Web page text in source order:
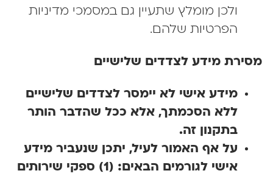
ולכן מומלץ שתעיין גם במסמכי מדיניות
הפרטיות שלהם.
מידע לצדדים שלישיים
מידע אישי לא יימסר לצדדים שלישיים
ללא הסכמתך, אלא ככל שהדבר הותר
בתקנון זה.
על אף האמור לעיל, יתכן שנעביר מידע
אישי לגורמים הבאים: (1) ספקי שירותים